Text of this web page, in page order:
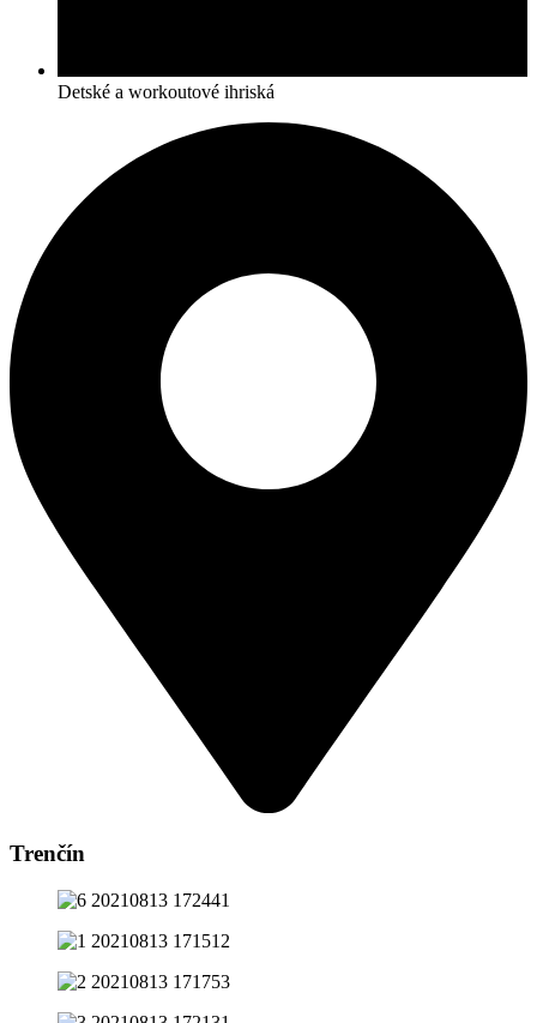
Detské a workoutové ihriská
Trenčín